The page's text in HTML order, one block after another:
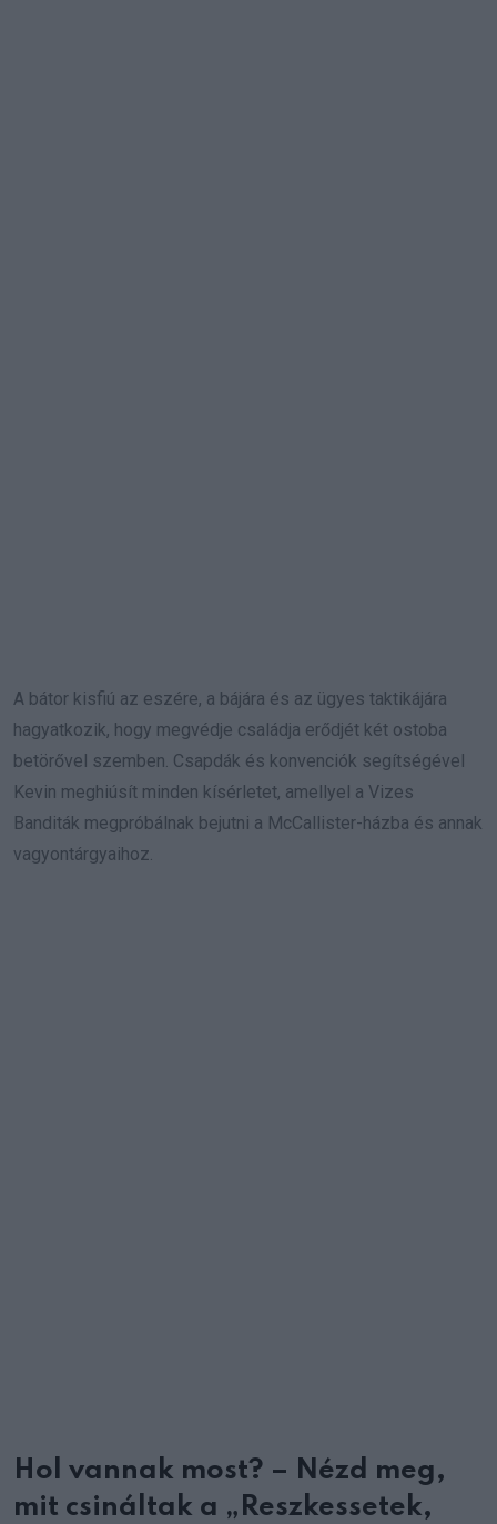
A bátor kisfiú az eszére, a bájára és az ügyes taktikájára
hagyatkozik, hogy megvédje családja erődjét két ostoba
betörővel szemben. Csapdák és konvenciók segítségével
Kevin meghiúsít minden kísérletet, amellyel a Vizes
Banditák megpróbálnak bejutni a McCallister-házba és annak
vagyontárgyaihoz.
Hol vannak most? – Nézd meg,
mit csináltak a „Reszkessetek,